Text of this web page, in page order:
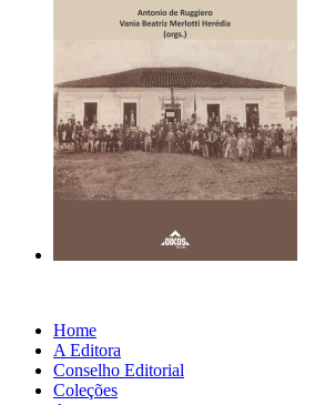
Home
A Editora
Conselho Editorial
Coleções